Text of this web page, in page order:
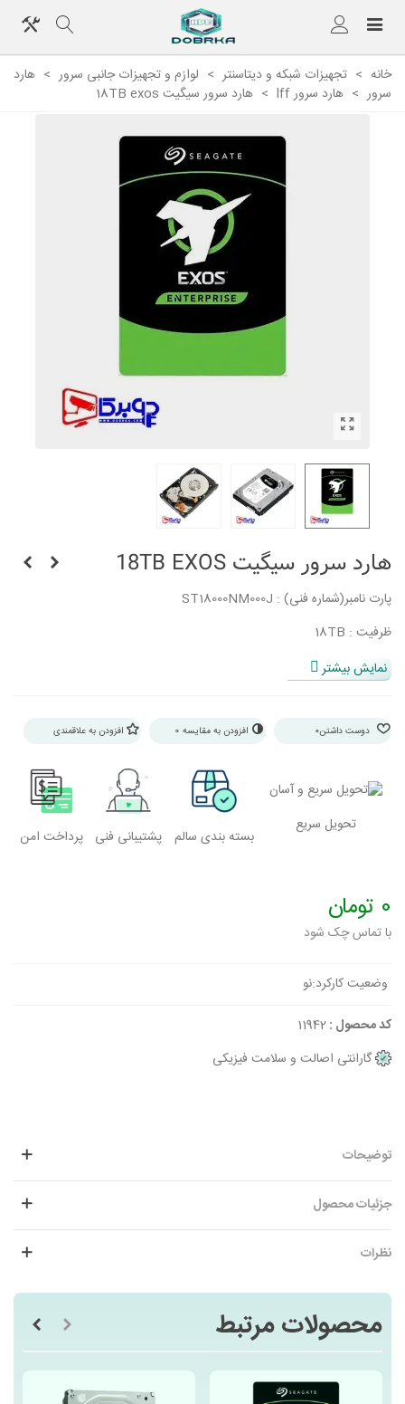
خانه > تجهیزات شبکه و دیتاسنتر > لوازم و تجهیزات جانبی سرور > هارد
سرور > هارد سرور lff > هارد سرور سیگیت 18TB exos
هارد سرور سیگیت 18TB EXOS
پارت نامبر(شماره فنی) : ST18000NM000J
ظرفیت : 18TB
سایز : LFF
درگاه اتصال : SATA
نمایش بیشتر
دوست داشتن0 افزودن به مقایسه 0 افزودن به علاقمندی
تحویل سریع
بسته بندی سالم پشتیبانی فنی پرداخت امن
0 تومان
با تماس چک شود
وضعیت کارکرد:نو
کد محصول :11942
گارانتی اصالت و سلامت فیزیکی
توضیحات
جزئیات محصول
نظرات
محصولات مرتبط